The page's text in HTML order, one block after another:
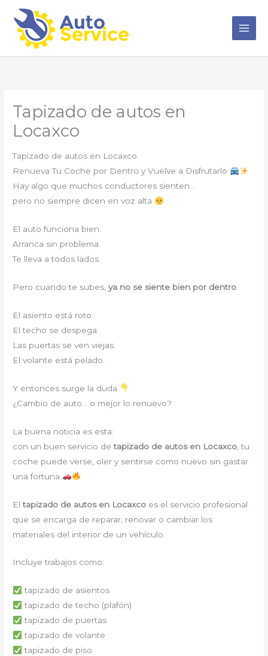
contenido
Tapizado de autos en
Locaxco
Tapizado de autos en Locaxco
Renueva Tu Coche por Dentro y Vuelve a Disfrutarlo
Hay algo que muchos conductores sienten…
pero no siempre dicen en voz alta
El auto funciona bien.
Arranca sin problema.
Te lleva a todos lados.
Pero cuando te subes,ya no se siente bien por dentro
El asiento está roto.
El techo se despega.
Las puertas se ven viejas.
El volante está pelado.
Y entonces surge la duda
¿Cambio de auto… o mejor lo renuevo?
La buena noticia es esta:
con un buen servicio detapizado de autos en Locaxco , tu
coche puede verse, oler y sentirse como nuevo sin gastar
una fortuna
Eltapizado de autos en Locaxco es el servicio profesional
que se encarga de reparar, renovar o cambiar los
materiales del interior de un vehículo.
Incluye trabajos como:
tapizado de asientos
tapizado de techo (plafón)
tapizado de puertas
tapizado de volante
tapizado de piso